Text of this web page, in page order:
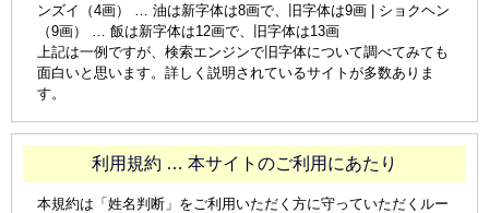
ンズイ（4画） … 油は新字体は8画で、旧字体は9画 | ショクヘン
（9画） … 飯は新字体は12画で、旧字体は13画
上記は一例ですが、検索エンジンで旧字体について調べてみても
面白いと思います。詳しく説明されているサイトが多数ありま
す。
利用規約 … 本サイトのご利用にあたり
本規約は「姓名判断」をご利用いただく方に守っていただくルー